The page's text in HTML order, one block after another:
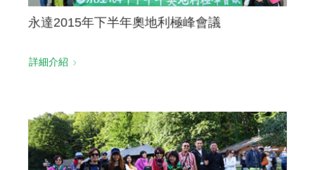
永達2015年下半年奧地利極峰會議
詳細介紹